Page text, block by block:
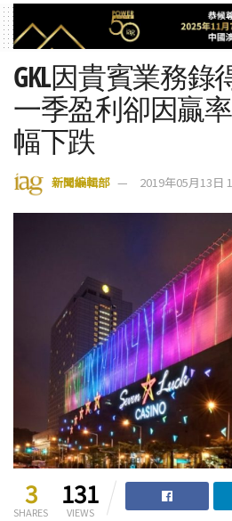
GKL因貴賓業務
一季盈利卻因贏
幅下跌
新聞編輯部 2019年05月13日
3
SHARES
131
VIEWS